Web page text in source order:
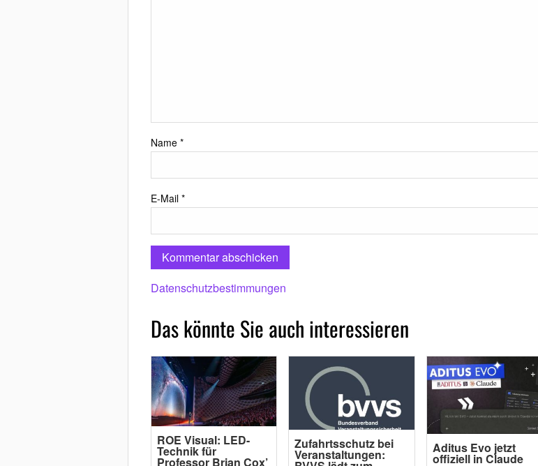
Name *
E-Mail *
Datenschutzbestimmungen
Das könnte Sie auch interessieren
ROE Visual: LED-
Technik für
Professor Brian Cox’
Zufahrtsschutz bei
Veranstaltungen: Aditus Evo jetzt
offiziell in Claude